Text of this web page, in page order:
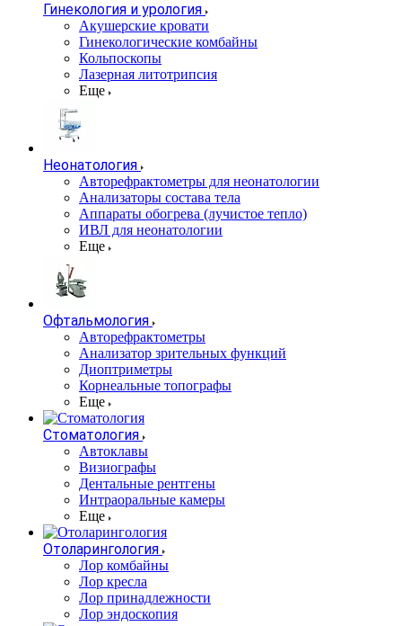
Гинекология и урология
Акушерские кровати
Гинекологические комбайны
Кольпоскопы
Лазерная литотрипсия
Еще
Неонатология
Авторефрактометры для неонатологии
Анализаторы состава тела
Аппараты обогрева (лучистое тепло)
ИВЛ для неонатологии
Еще
Офтальмология
Авторефрактометры
Анализатор зрительных функций
Диоптриметры
Корнеальные топографы
Еще
Стоматология
Автоклавы
Визиографы
Дентальные рентгены
Интраоральные камеры
Еще
Отоларингология
Лор комбайны
Лор кресла
Лор принадлежности
Лор эндоскопия